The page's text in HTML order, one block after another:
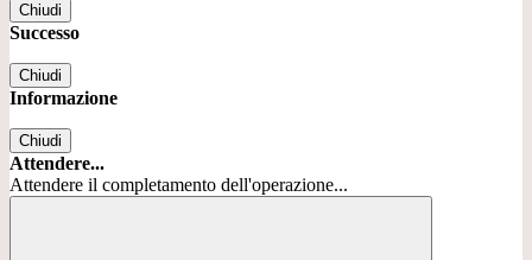
Chiudi
Successo
Chiudi
Informazione
Chiudi
Attendere...
Attendere il completamento dell'operazione...